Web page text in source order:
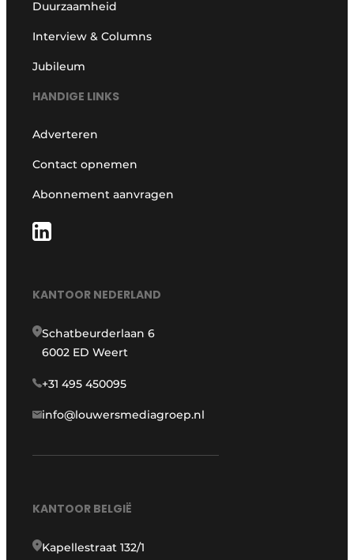
Duurzaamheid
Interview & Columns
Jubileum
HANDIGE LINKS
Adverteren
Contact opnemen
Abonnement aanvragen
KANTOOR NEDERLAND
Schatbeurderlaan 6
6002 ED Weert
+31 495 450095
info@louwersmediagroep.nl
KANTOOR BELGIË
Kapellestraat 132/1